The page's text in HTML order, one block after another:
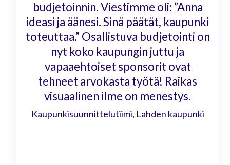
budjetoinnin. Viestimme oli: ”Anna
ideasi ja äänesi. Sinä päätät, kaupunki
toteuttaa.” Osallistuva budjetointi on
nyt koko kaupungin juttu ja
vapaaehtoiset sponsorit ovat
tehneet arvokasta työtä! Raikas
visuaalinen ilme on menestys.
Kaupunkisuunnittelutiimi, Lahden kaupunki